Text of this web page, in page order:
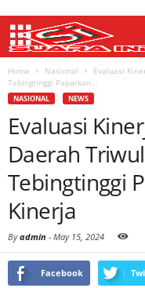
Home Nasional
Evaluasi
Tebingtinggi Paparkan...
NASIONAL NEWS
Evaluasi
Daerah
Tebingtinggi
Kinerja
Byadmin - May 15, 2024
Facebook